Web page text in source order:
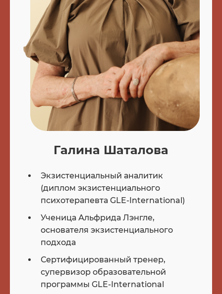
Галина Шаталова
Экзистенциальный аналитик
(диплом экзистенциального
психотерапевта GLE-International)
Ученица Альфрида Лэнгле,
основателя экзистенциального
подхода
Сертифицированный тренер,
супервизор образовательной
программы GLE-International